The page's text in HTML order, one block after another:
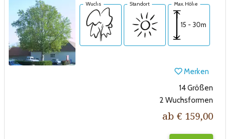
Wuchs Standort Max. Höhe
15 - 30m
Merken
14 Größen
2 Wuchsformen
ab € 159,00